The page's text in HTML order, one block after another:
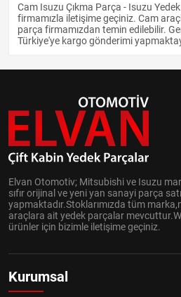
Cam Isuzu Çıkma Parça - Isuzu
firmamızla iletişime geçiniz. Cam
parça firmamızdan temin edilebilir.
Türkiye'ye kargo gönderimi
Elvan Otomotiv; Mitsubishi ve Isuzu
sıfır orijinal ve yeni yan sanayi parça
yapmaktadır.Stoklarımızda tüm
araçlara ait yedek parçalar
ürünler için bizimle iletişime geçiniz.
Kurumsal